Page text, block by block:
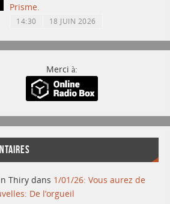
Prisme.
14:30 18 JUIN 2026
Merci à:
Thiry dans 1/01/26: Vous aurez de
De l’orgueil